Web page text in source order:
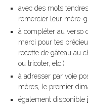
avec des mots
remercier leur mère-
à compléter au verso
merci pour tes
recette de gâteau au
ou tricoter, etc.)
à adresser par voie
mères, le premier
également disponible